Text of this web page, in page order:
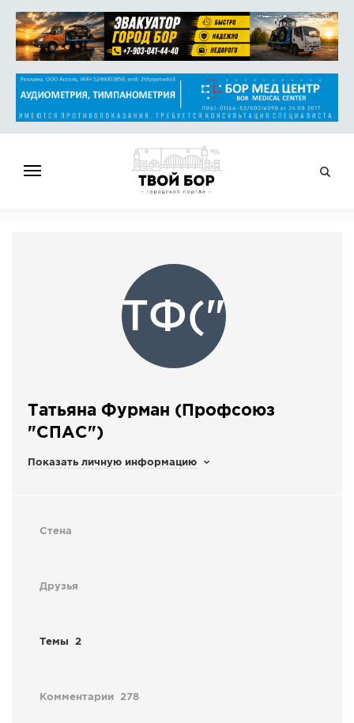
СПРАВОЧНИК
ОБЪЯВЛЕНИЯ
ТФ("
Татьяна Фурман (Профсоюз
"СПАС")
Показать личную информацию
Стена
Друзья
Темы 2
Комментарии 278